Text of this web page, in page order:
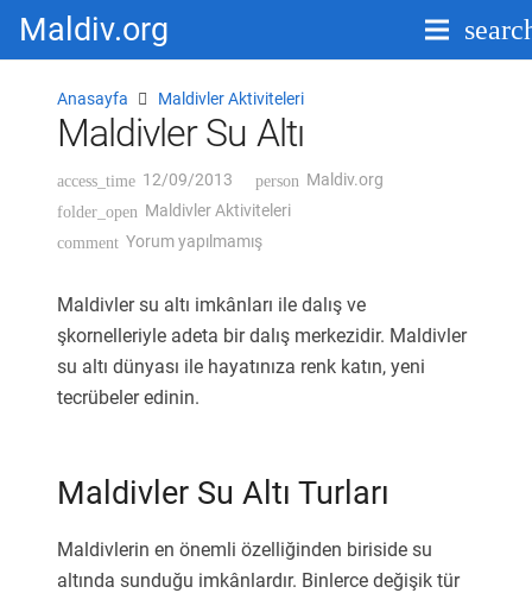
Maldiv.org
Anasayfa Maldivler Aktiviteleri
Maldivler Su Altı
access_time 12/09/2013 person Maldiv.org
folder_open Maldivler Aktiviteleri
comment Yorum yapılmamış
Maldivler su altı imkânları ile dalış ve
şkornelleriyle adeta bir dalış merkezidir. Maldivler
su altı dünyası ile hayatınıza renk katın, yeni
tecrübeler edinin.
Maldivler Su Altı Turları
Maldivlerin en önemli özelliğinden biriside su
altında sunduğu imkânlardır. Binlerce değişik tür